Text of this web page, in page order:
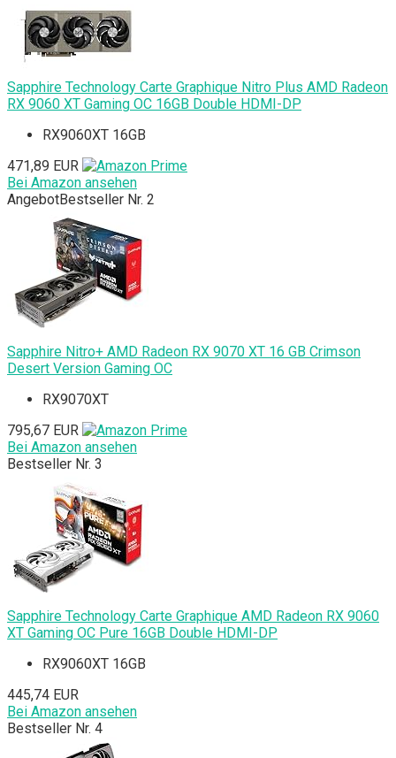
Sapphire Technology Carte Graphique Nitro Plus AMD Radeon
RX 9060 XT Gaming OC 16GB Double HDMI-DP
RX9060XT 16GB
471,89 EUR
Bei Amazon ansehen
AngebotBestseller Nr. 2
Sapphire Nitro+ AMD Radeon RX 9070 XT 16 GB Crimson
Desert Version Gaming OC
RX9070XT
795,67 EUR
Bei Amazon ansehen
Bestseller Nr. 3
Sapphire Technology Carte Graphique AMD Radeon RX 9060
XT Gaming OC Pure 16GB Double HDMI-DP
RX9060XT 16GB
445,74 EUR
Bei Amazon ansehen
Bestseller Nr. 4